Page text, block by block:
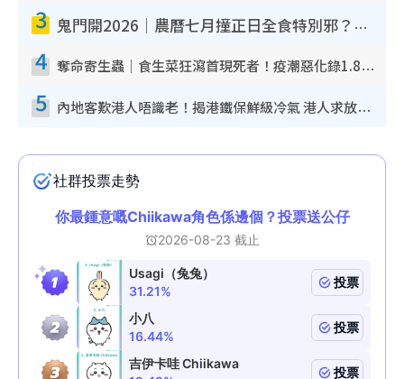
3 鬼門開2026｜農曆七月撞正日全食特別邪？專家警告切忌做一事！揭4大禁忌+2招保平安
4 奪命寄生蟲｜食生菜狂瀉首現死者！疫潮惡化錄1.8萬宗病例 揭洗菜3大謬誤
5 內地客歎港人唔識老！揭港鐵保鮮級冷氣 港人求放過：咪投訴